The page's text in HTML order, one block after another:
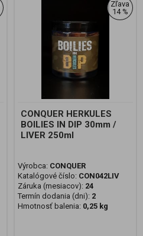
Zľava
14 %
CONQUER HERKULES
BOILIES IN DIP 30mm /
LIVER 250ml
Výrobca: CONQUER
Katalógové číslo: CON042LIV
Záruka (mesiacov): 24
Termín dodania (dni): 2
Hmotnosť balenia: 0,25 kg